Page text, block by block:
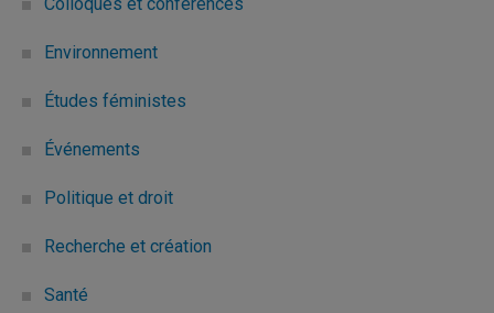
Environnement
Études féministes
Événements
Politique et droit
Recherche et création
Santé